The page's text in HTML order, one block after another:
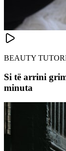
BEAUTY
Si të arrini
minuta